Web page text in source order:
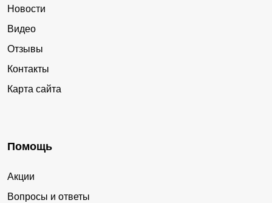
Новости
Видео
Отзывы
Контакты
Карта сайта
Помощь
Акции
Вопросы и ответы